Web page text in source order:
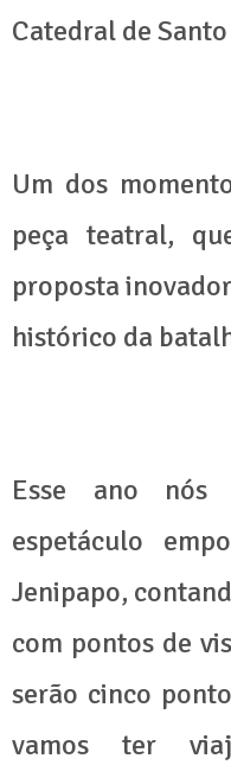
Catedral de
Um dos
peça teatral,
proposta
histórico da
Esse ano
espetáculo
Jenipapo,
com pontos de
serão cinco
vamos ter